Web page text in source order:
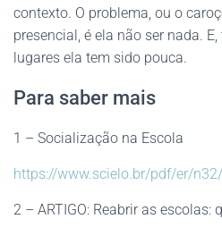
contexto. O problema, ou o
presencial, é ela não ser nada.
lugares ela tem sido pouca.
Para saber mais
1 – Socialização na Escola
https://www.scielo.br/pdf/er/
2 – ARTIGO: Reabrir as escolas: